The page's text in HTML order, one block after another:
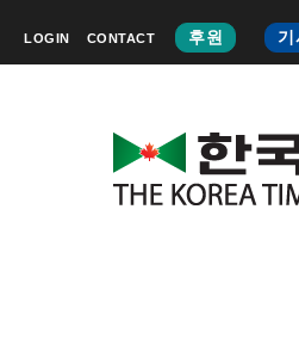
LOGIN CONTACT 후원 기